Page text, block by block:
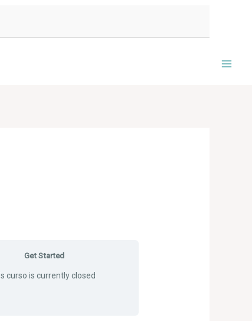
Get Started
curso is currently closed